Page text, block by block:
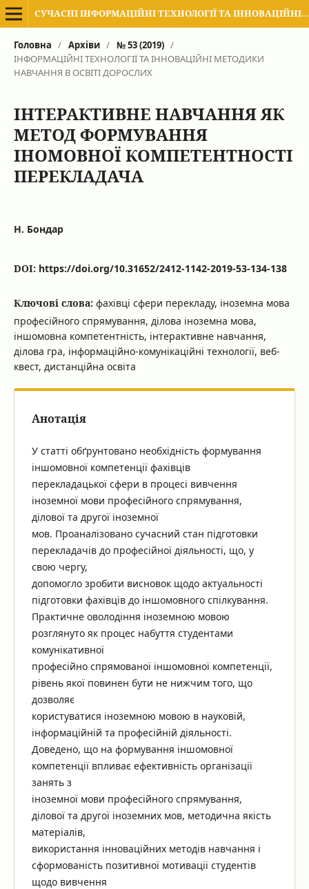
СУЧАСНІ ІНФОРМАЦІЙНІ ТЕХНОЛОГІЇ ТА ІННОВАЦІЙНІ МЕТОДИКИ НАВЧАННЯ В ПІДГОТОВЦІ ФАХІВЦІВ: МЕТОДОЛОГІЯ, ТЕОРІЯ, ДОСВІД, ПРОБЛЕМИ
Головна / Архіви / № 53 (2019) /
ІНФОРМАЦІЙНІ ТЕХНОЛОГІЇ ТА ІННОВАЦІЙНІ МЕТОДИКИ
НАВЧАННЯ В ОСВІТІ ДОРОСЛИХ
ІНТЕРАКТИВНЕ НАВЧАННЯ ЯК
МЕТОД ФОРМУВАННЯ
ІНОМОВНОЇ КОМПЕТЕНТНОСТІ
ПЕРЕКЛАДАЧА
Н. Бондар
DOI: https://doi.org/10.31652/2412-1142-2019-53-134-138
Ключові слова: фахівці сфери перекладу, іноземна мова
професійного спрямування, ділова іноземна мова,
іншомовна компетентність, інтерактивне навчання,
ділова гра, інформаційно-комунікаційні технології, веб-
квест, дистанційна освіта
Анотація
У статті обґрунтовано необхідність формування
іншомовної компетенції фахівців
перекладацької сфери в процесі вивчення
іноземної мови професійного спрямування,
ділової та другої іноземної
мов. Проаналізовано сучасний стан підготовки
перекладачів до професійної діяльності, що, у
свою чергу,
допомогло зробити висновок щодо актуальності
підготовки фахівців до іншомовного спілкування.
Практичне оволодіння іноземною мовою
розглянуто як процес набуття студентами
комунікативної
професійно спрямованої іншомовної компетенції,
рівень якої повинен бути не нижчим того, що
дозволяє
користуватися іноземною мовою в науковій,
інформаційній та професійній діяльності.
Доведено, що на формування іншомовної
компетенції впливає ефективність організації
занять з
іноземної мови професійного спрямування,
ділової та другої іноземних мов, методична якість
матеріалів,
використання інноваційних методів навчання і
сформованість позитивної мотивації студентів
щодо вивчення